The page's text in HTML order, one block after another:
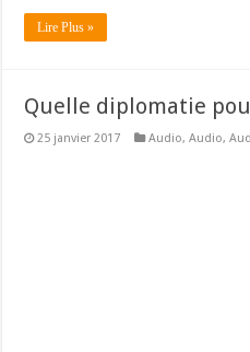
Lire Plus »
Quelle diplomatie
25 janvier 2017 Audio,Audio,